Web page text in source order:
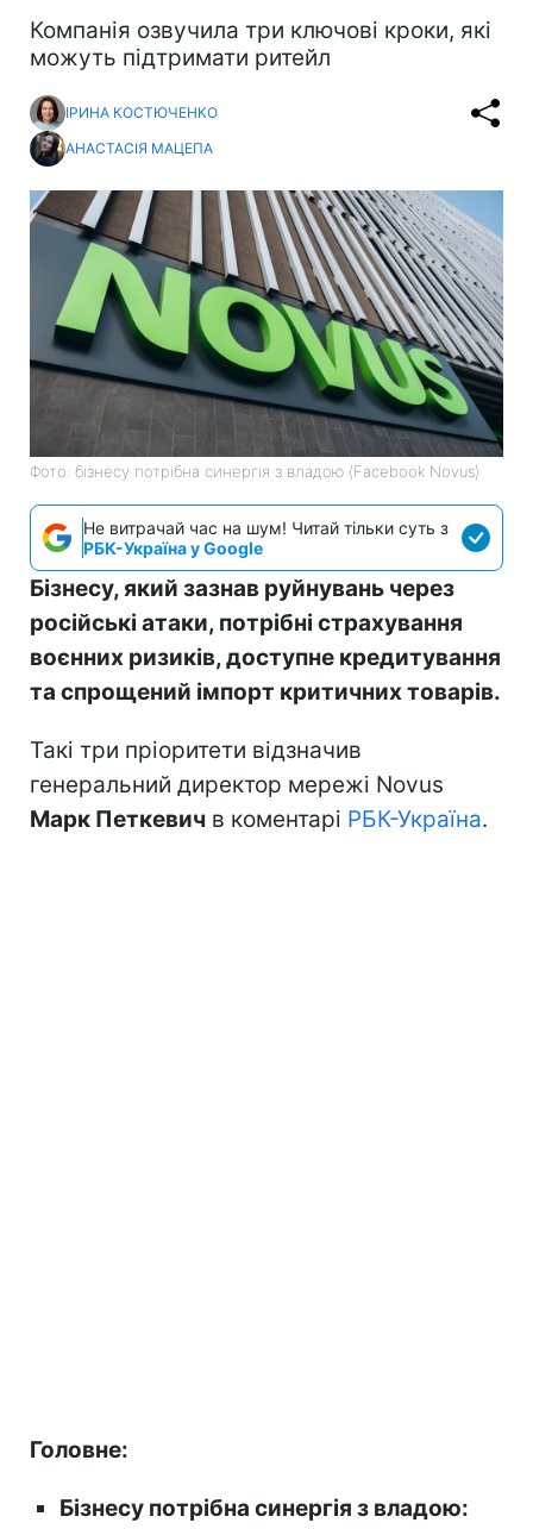
Компанія озвучила три ключові кроки, які
можуть підтримати ритейл
ІРИНА КОСТЮЧЕНКО
АНАСТАСІЯ МАЦЕПА
Фото: бізнесу потрібна синергія з владою (Facebook Novus)
Не витрачай час на шум! Читай тільки суть з
РБК-Україна у Google
Бізнесу, який зазнав руйнувань через
російські атаки, потрібні страхування
воєнних ризиків, доступне кредитування
та спрощений імпорт критичних товарів.
Такі три пріоритети відзначив
генеральний директор мережі Novus
Марк Петкевич в коментарі РБК-Україна.
Головне:
Бізнесу потрібна синергія з владою: